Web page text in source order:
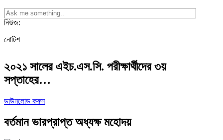
নিউজ:
নোটিশ
২০২১ সালের এইচ.এস.সি. পরীক্ষার্থীদের ৩য়
সপ্তাহের…
ডাউনলোড করুন
বর্তমান ভারপ্রাপ্ত অধ্যক্ষ মহোদয়